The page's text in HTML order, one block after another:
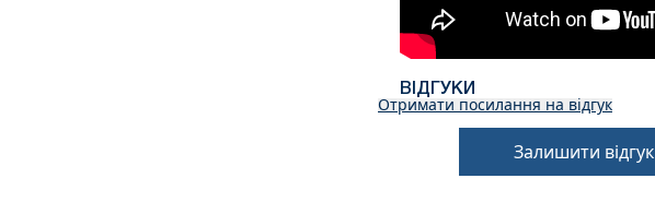
ВІДГУКИ
Отримати посилання на відгук
Залишити відгук